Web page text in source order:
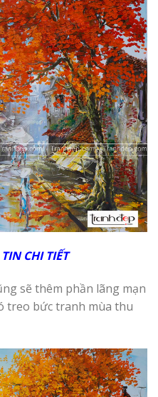
CHI TIẾT
sẽ thêm phần lãng mạn
treo bức tranh mùa thu